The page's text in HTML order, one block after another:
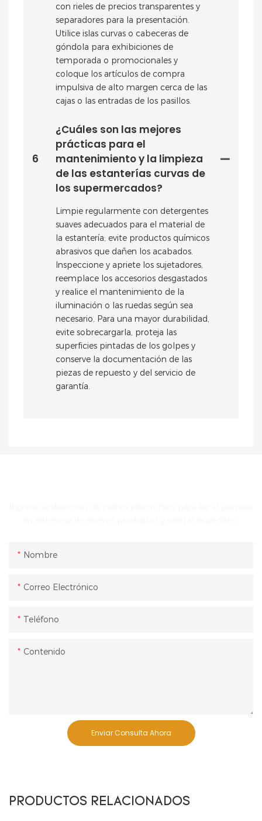
con rieles de precios transparentes y
separadores para la presentación.
Utilice islas curvas o cabeceras de
góndola para exhibiciones de
temporada o promocionales y
coloque los artículos de compra
impulsiva de alto margen cerca de las
cajas o las entradas de los pasillos.
6
¿Cuáles son las mejores
prácticas para el
mantenimiento y la limpieza
de las estanterías curvas de
los supermercados?
Limpie regularmente con detergentes
suaves adecuados para el material de
la estantería; evite productos químicos
abrasivos que dañen los acabados.
Inspeccione y apriete los sujetadores,
reemplace los accesorios desgastados
y realice el mantenimiento de la
iluminación o las ruedas según sea
necesario. Para una mayor durabilidad,
evite sobrecargarla, proteja las
superficies pintadas de los golpes y
conserve la documentación de las
piezas de repuesto y del servicio de
garantía.
Nombre
Correo Electrónico
Teléfono
Contenido
Enviar Consulta Ahora
PRODUCTOS RELACIONADOS